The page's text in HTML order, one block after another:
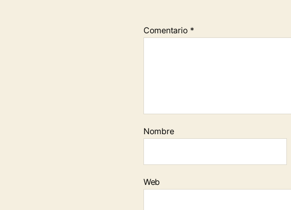
Comentario *
Nombre
Web